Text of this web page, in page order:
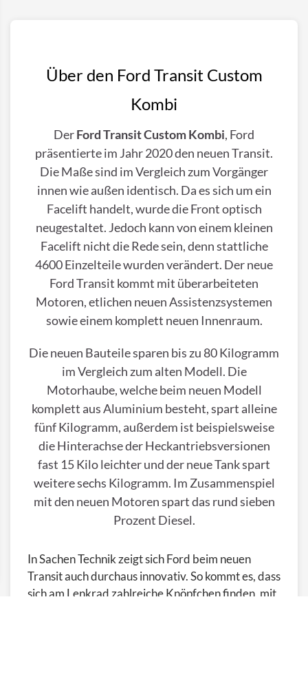
Über den Ford Transit Custom
Kombi
DerFord Transit Custom Kombi, Ford
präsentierte im Jahr 2020 den neuen Transit.
Die Maße sind im Vergleich zum Vorgänger
innen wie außen identisch. Da es sich um ein
Facelift handelt, wurde die Front optisch
neugestaltet. Jedoch kann von einem kleinen
Facelift nicht die Rede sein, denn stattliche
4600 Einzelteile wurden verändert. Der neue
Ford Transit kommt mit überarbeiteten
Motoren, etlichen neuen Assistenzsystemen
sowie einem komplett neuen Innenraum.
Die neuen Bauteile sparen bis zu 80 Kilogramm
im Vergleich zum alten Modell. Die
Motorhaube, welche beim neuen Modell
komplett aus Aluminium besteht, spart alleine
fünf Kilogramm, außerdem ist beispielsweise
die Hinterachse der Heckantriebsversionen
fast 15 Kilo leichter und der neue Tank spart
weitere sechs Kilogramm. Im Zusammenspiel
mit den neuen Motoren spart das rund sieben
Prozent Diesel.
In Sachen Technik zeigt sich Ford beim neuen
Transit auch durchaus innovativ. So kommt es, dass
sich am Lenkrad zahlreiche Knöpfchen finden, mit